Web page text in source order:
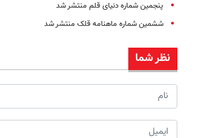
پنجمین شماره دنیای قلم منتشر شد
ششمین شماره ماهنامه قلک منتشر شد
نظر شما